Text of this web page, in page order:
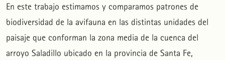
En este trabajo estimamos y comparamos patrones de
biodiversidad de la avifauna en las distintas unidades del
paisaje que conforman la zona media de la cuenca del
arroyo Saladillo ubicado en la provincia de Santa Fe,